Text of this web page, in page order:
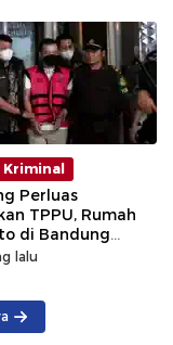
Kriminal
Perluas
TPPU, Rumah
di Bandung
lalu